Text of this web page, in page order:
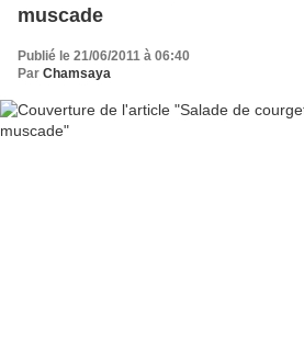
muscade
Publié le 21/06/2011 à 06:40
Par Chamsaya